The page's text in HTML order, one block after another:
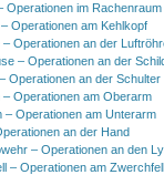
Operationen im Rachenraum
Operationen am Kehlkopf
– Operationen an der
– Operationen an der
Operationen an der Schulter
Operationen am Oberarm
– Operationen am Unterarm
an der Hand
– Operationen an den
– Operationen am Zwerchfell